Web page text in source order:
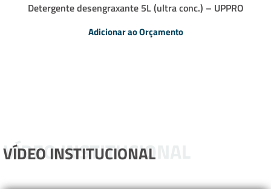
Detergente desengraxante 5L (ultra conc.) – UPPRO
Adicionar ao Orçamento
VÍDEO INSTITUCIONAL
VÍDEO INSTITUCIONAL